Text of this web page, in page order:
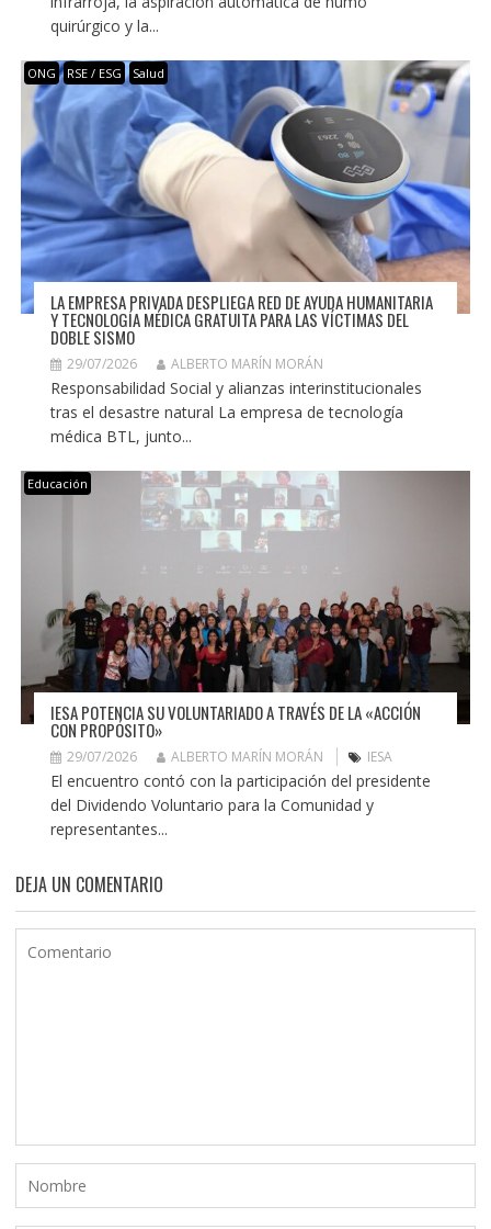
quirúrgico y la...
ONG RSE / ESG Salud
LA EMPRESA PRIVADA DESPLIEGA RED DE AYUDA HUMANITARIA
Y TECNOLOGÍA MÉDICA GRATUITA PARA LAS VÍCTIMAS DEL
DOBLE SISMO
29/07/2026 ALBERTO MARÍN MORÁN
Responsabilidad Social y alianzas interinstitucionales
tras el desastre natural La empresa de tecnología
médica BTL, junto...
Educación
IESA POTENCIA SU VOLUNTARIADO A TRAVÉS DE LA «ACCIÓN
CON PROPÓSITO»
29/07/2026 ALBERTO MARÍN MORÁN IESA
El encuentro contó con la participación del presidente
del Dividendo Voluntario para la Comunidad y
representantes...
DEJA UN COMENTARIO